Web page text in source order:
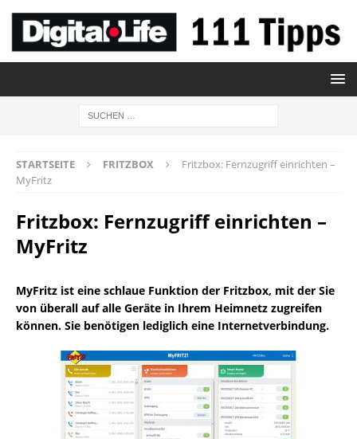
STARTSEITE FRITZBOX
Fritzbox: Fernzugriff einrichten –
MyFritz
Fritzbox: Fernzugriff einrichten –
MyFritz
MyFritz ist eine schlaue Funktion der Fritzbox, mit der Sie
von überall auf alle Geräte in Ihrem Heimnetz zugreifen
können. Sie benötigen lediglich eine Internetverbindung.